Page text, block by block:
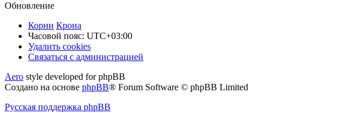
Обновление
Корни Крона
Часовой пояс: UTC+03:00
Удалить cookies
Связаться
администрацией
Связаться с администрацией
Aero style developed for phpBB
Создано на основе phpBB® Forum Software © phpBB Limited
Русская поддержка phpBB